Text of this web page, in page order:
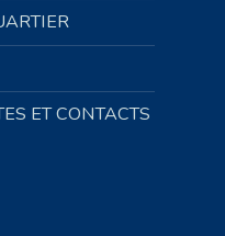
ET CONTACTS